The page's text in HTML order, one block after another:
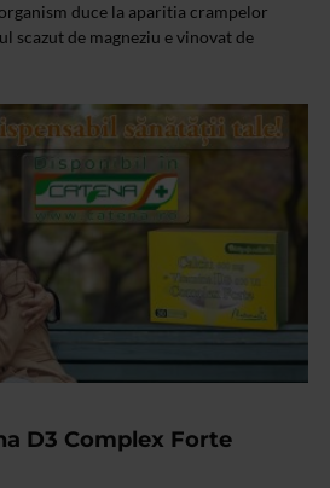
duce la aparitia crampelor
scazut de magneziu e vinovat de
D3 Complex Forte